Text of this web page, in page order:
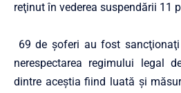
reţinut în vederea suspendării 11
69 de şoferi au fost
nerespectarea regimului legal
dintre aceştia fiind luată şi